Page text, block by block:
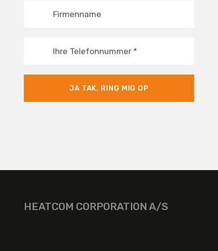
Firmenname
Ihre Telefonnummer *
JA TAK, RING MIG OP
HEATCOM CORPORATION A/S